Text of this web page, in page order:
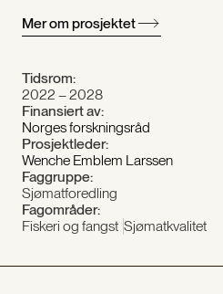
Mer om prosjektet
Tidsrom:
2022 – 2028
Finansiert av:
Norges forskningsråd
Prosjektleder:
Wenche Emblem Larssen
Faggruppe:
Sjømatforedling
Fagområder:
Fiskeri og fangst Sjømatkvalitet